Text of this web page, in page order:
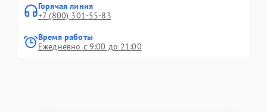
Горячая линия
+7 (800) 301-55-83
Время работы
Ежедневно с 9:00 до 21:00